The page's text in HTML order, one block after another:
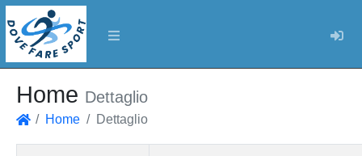
Home Dettaglio
Home Dettaglio